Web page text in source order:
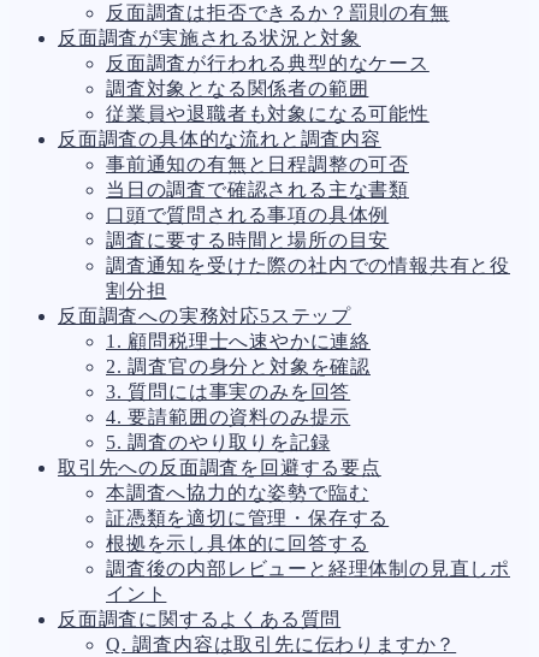
反面調査は拒否できるか？罰則の有無
反面調査が実施される状況と対象
反面調査が行われる典型的なケース
調査対象となる関係者の範囲
従業員や退職者も対象になる可能性
反面調査の具体的な流れと調査内容
事前通知の有無と日程調整の可否
当日の調査で確認される主な書類
口頭で質問される事項の具体例
調査に要する時間と場所の目安
調査通知を受けた際の社内での情報共有と役
割分担
反面調査への実務対応5ステップ
1. 顧問税理士へ速やかに連絡
2. 調査官の身分と対象を確認
3. 質問には事実のみを回答
4. 要請範囲の資料のみ提示
5. 調査のやり取りを記録
取引先への反面調査を回避する要点
本調査へ協力的な姿勢で臨む
証憑類を適切に管理・保存する
根拠を示し具体的に回答する
調査後の内部レビューと経理体制の見直しポ
イント
反面調査に関するよくある質問
Q. 調査内容は取引先に伝わりますか？